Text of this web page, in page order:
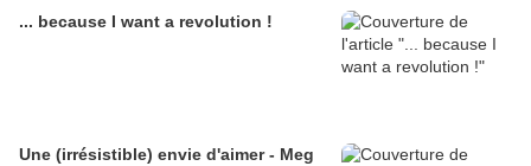
... because I want a revolution !
Une (irrésistible) envie d'aimer - Meg